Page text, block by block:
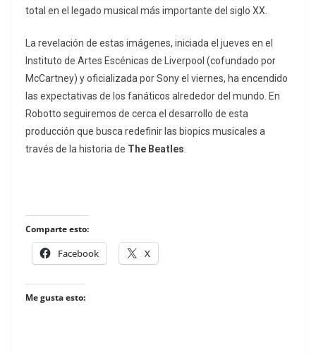
total en el legado musical más importante del siglo XX.
La revelación de estas imágenes, iniciada el jueves en el
Instituto de Artes Escénicas de Liverpool (cofundado por
McCartney) y oficializada por Sony el viernes, ha encendido
las expectativas de los fanáticos alrededor del mundo. En
Robotto seguiremos de cerca el desarrollo de esta
producción que busca redefinir las biopics musicales a
través de la historia de The Beatles
Comparte esto:
Facebook X
Me gusta esto: